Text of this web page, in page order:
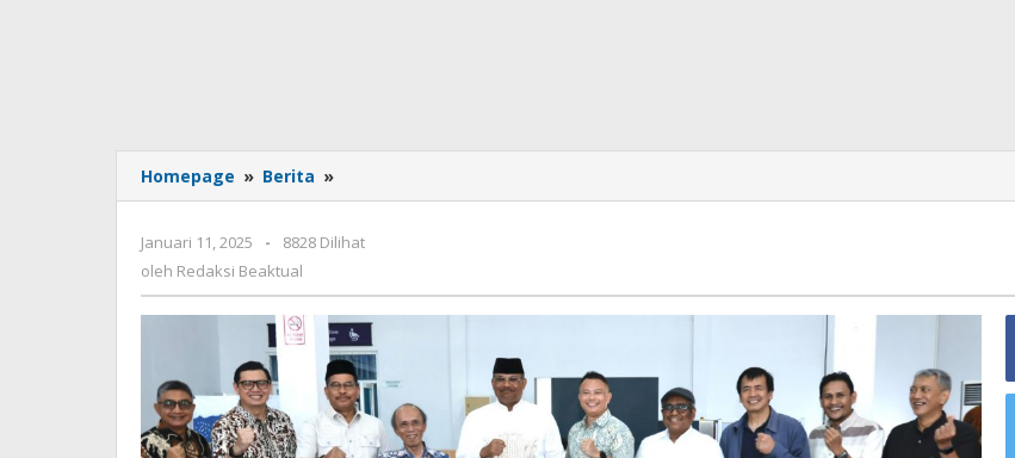
Homepage » Berita »
ada
Januari 11, 2025
oleh
Redaksi
-
8828 Dilihat
oleh Redaksi Beaktual